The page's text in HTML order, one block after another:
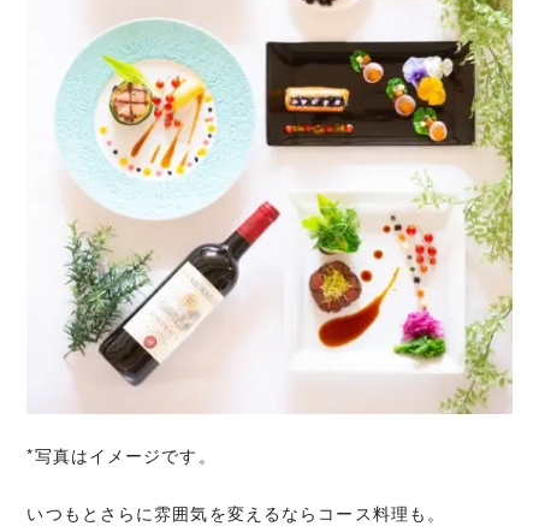
*写真はイメージです。
いつもとさらに雰囲気を変えるならコース料理も。